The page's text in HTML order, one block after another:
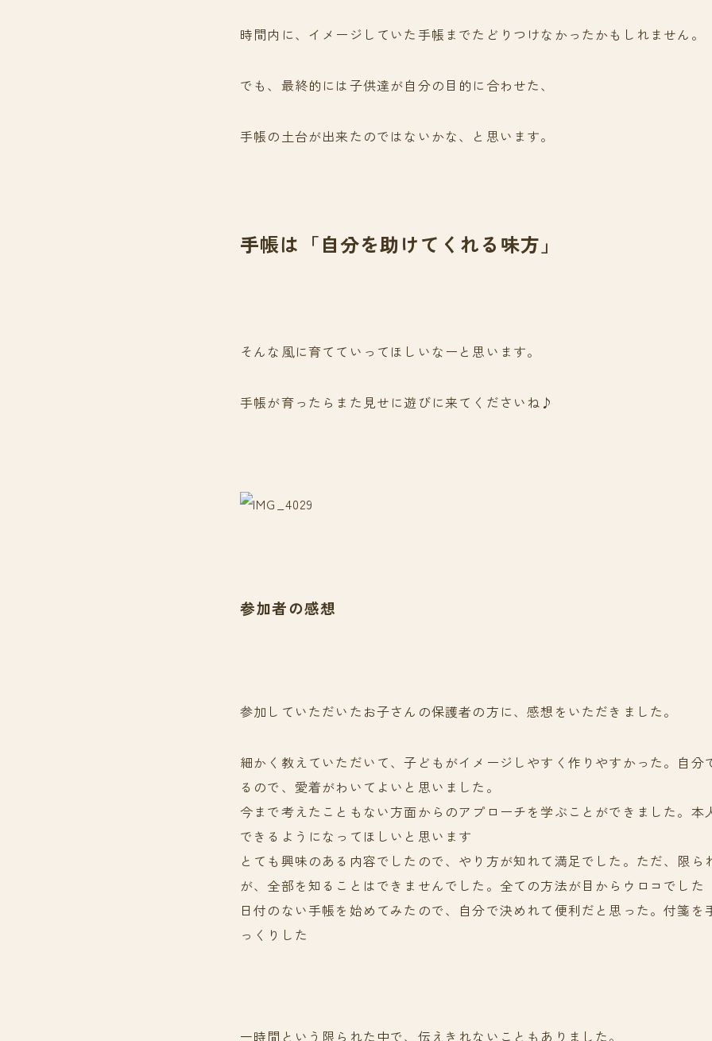
時間内に、イメージしていた手帳までたどりつけなかったかもしれません。
でも、最終的には子供達が自分の目的に合わせた、
手帳の土台が出来たのではないかな、と思います。
手帳は「自分を助けてくれる味方」
そんな風に育てていってほしいなーと思います。
手帳が育ったらまた見せに遊びに来てくださいね♪
参加者の感想
参加していただいたお子さんの保護者の方に、感想をいただきました。
細かく教えていただいて、子どもがイメージしやすく作りやすかった。自分
るので、愛着がわいてよいと思いました。
今まで考えたこともない方面からのアプローチを学ぶことができました。本
できるようになってほしいと思います
とても興味のある内容でしたので、やり方が知れて満足でした。ただ、限ら
が、全部を知ることはできませんでした。全ての方法が目からウロコでした
日付のない手帳を始めてみたので、自分で決めれて便利だと思った。付箋を
っくりした
一時間という限られた中で、伝えきれないこともありました。